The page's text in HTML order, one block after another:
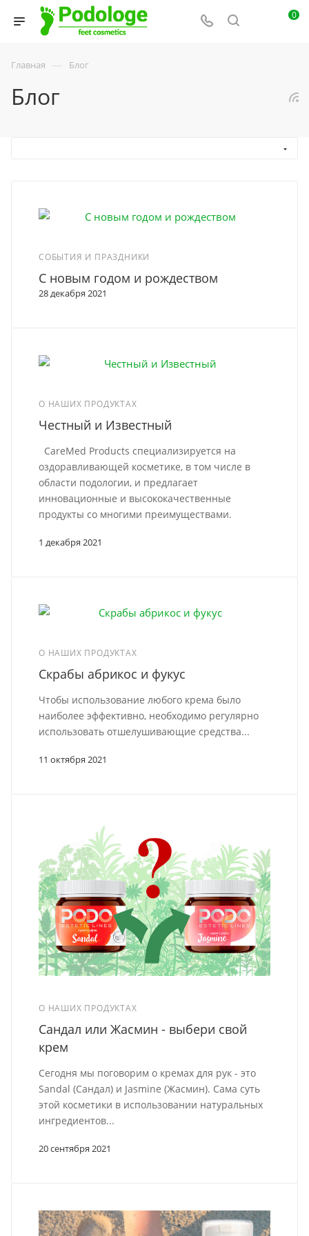
0
Главная — Блог
Блог
СОБЫТИЯ И ПРАЗДНИКИ
28 декабря 2021
С новым годом и рождеством
О НАШИХ ПРОДУКТАХ
1 декабря 2021
Честный и Известный
CareMed Products специализируется на
оздоравливающей косметике, в том числе в
области подологии, и предлагает
инновационные и высококачественные
продукты со многими преимуществами.
О НАШИХ ПРОДУКТАХ
11 октября 2021
Скрабы абрикос и фукус
Чтобы использование любого крема было
наиболее эффективно, необходимо регулярно
использовать отшелушивающие средства...
О НАШИХ ПРОДУКТАХ
20 сентября 2021
Сандал или Жасмин - выбери свой
крем
Сегодня мы поговорим о кремах для рук - это
Sandal (Сандал) и Jasmine (Жасмин). Сама суть
этой косметики в использовании натуральных
ингредиентов...